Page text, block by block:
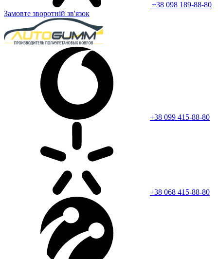
+38 098 189-88-80
Замовте зворотній зв'язок
+38 099 415-88-80
+38 068 415-88-80